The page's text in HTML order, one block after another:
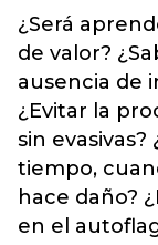
¿Será
de valor?
ausencia de
¿Evitar la
sin
tiempo,
hace daño?
en el